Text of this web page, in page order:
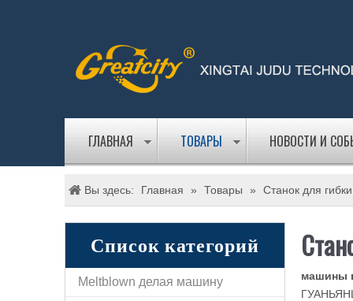
ГЛАВНАЯ ТОВАРЫ НОВОСТИ И
Вы здесь: Главная » Товары » Станок для
Список категорий
Meltblown делая машину
машины